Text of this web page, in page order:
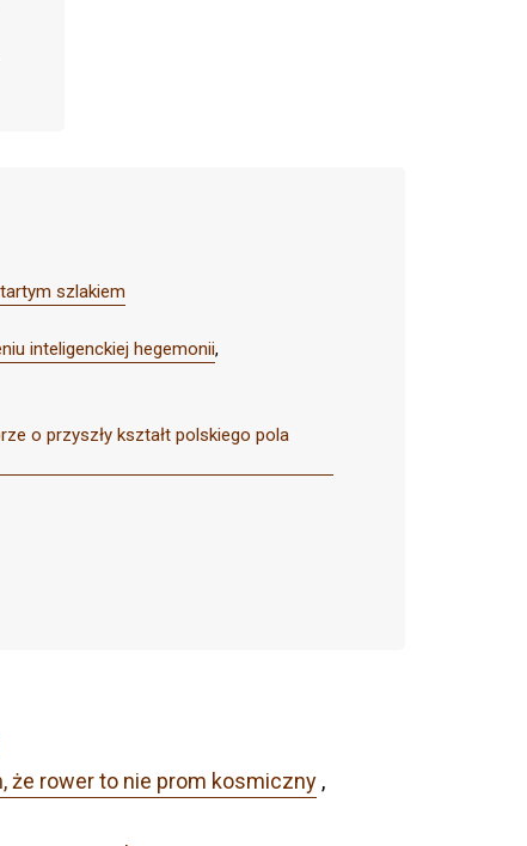
szlakiem
inteligenckiej hegemonii,
o przyszły kształt polskiego pola
że rower to nie prom kosmiczny ,